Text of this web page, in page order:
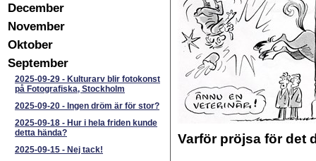
December
November
Oktober
September
2025-09-29 - Kulturarv blir fotokonst
på Fotografiska, Stockholm
2025-09-20 - Ingen dröm är för stor?
2025-09-18 - Hur i hela friden kunde
detta hända?
2025-09-15 - Nej tack!
Varför pröjsa för det